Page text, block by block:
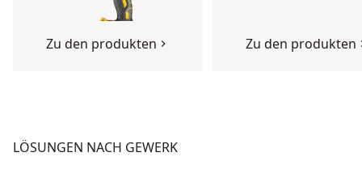
Zu den produkten Zu den produkten
LÖSUNGEN NACH GEWERK